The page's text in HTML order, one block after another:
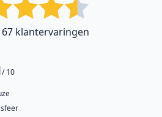
klantervaringen
/ 10